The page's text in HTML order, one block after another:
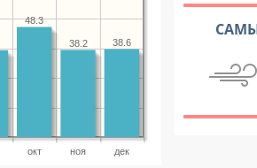
окт ноя дек
38.6
38.2
48.3